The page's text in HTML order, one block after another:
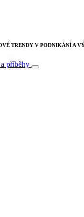
TRENDY V PODNIKÁNÍ A
příběhy